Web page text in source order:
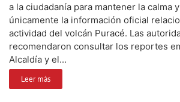
a la ciudadanía para mantener la calma
únicamente la información oficial
actividad del volcán Puracé. Las
recomendaron consultar los reportes
Alcaldía y el...
Leer más